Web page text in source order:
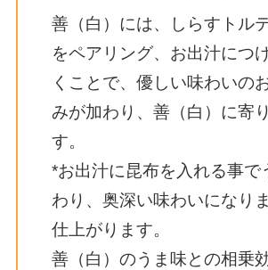
善（白）には、しらすトル
をペアリング、お出汁につ
くことで、優しい味わいの
みが加わり、善（白）に寄
す。
*お出汁に昆布を入れる事で
わり、奥深い味わいになり
仕上がります。
善（白）のうま味との相乗